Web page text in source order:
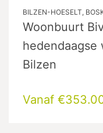
BILZEN-HOESELT,
Woonbuurt
hedendaagse
Bilzen
Vanaf